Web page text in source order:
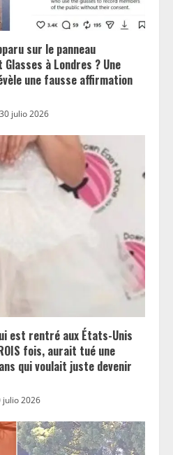
sur le panneau
à Londres ? Une
une fausse affirmation
30 julio 2026
est rentré aux États-Unis
fois, aurait tué une
qui voulait juste devenir
julio 2026